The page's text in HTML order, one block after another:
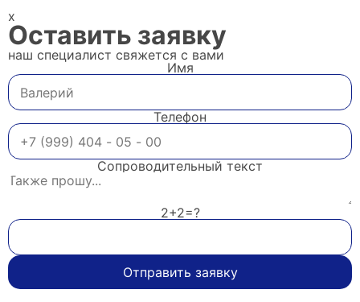
x
Оставить заявку
наш специалист свяжется с вами
Имя
Телефон
Сопроводительный текст
2+2=?
Отправить заявку